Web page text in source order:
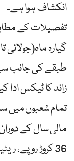
انکشاف ہوا ہے۔
زائد کا ٹیکس ادا
تمام شعبوں میں